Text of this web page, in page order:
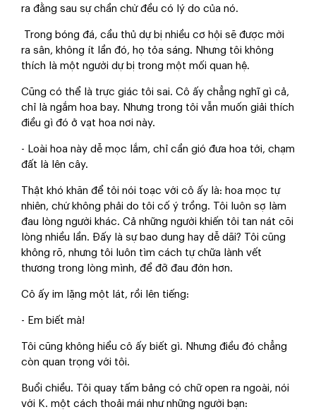
ra đằng sau sự chần chừ đều có lý do của nó.
Trong bóng đá, cầu thủ dự bị nhiều cơ hội sẽ được mời
ra sân, không ít lần đó, họ tỏa sáng. Nhưng tôi không
thích là một người dự bị trong một mối quan hệ.
Cũng có thể là trực giác tôi sai. Cô ấy chẳng nghĩ gì cả,
chỉ là ngắm hoa bay. Nhưng trong tôi vẫn muốn giải thích
điều gì đó ở vạt hoa nơi này.
- Loài hoa này dễ mọc lắm, chỉ cần gió đưa hoa tới, chạm
đất là lên cây.
Thật khó khăn để tôi nói toạc với cô ấy là: hoa mọc tự
nhiên, chứ không phải do tôi cố ý trồng. Tôi luôn sợ làm
đau lòng người khác. Cả những người khiến tôi tan nát cõi
lòng nhiều lần. Đấy là sự bao dung hay dễ dãi? Tôi cũng
không rõ, nhưng tôi luôn tìm cách tự chữa lành vết
thương trong lòng mình, để đỡ đau đớn hơn.
Cô ấy im lặng một lát, rồi lên tiếng:
- Em biết mà!
Tôi cũng không hiểu cô ấy biết gì. Nhưng điều đó chẳng
còn quan trọng với tôi.
Buổi chiều. Tôi quay tấm bảng có chữ open ra ngoài, nói
với K. một cách thoải mái như những người bạn: